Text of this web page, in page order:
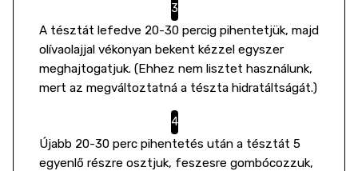
A tésztát lefedve 20-30 percig pihentetjük, majd
olívaolajjal vékonyan bekent kézzel egyszer
meghajtogatjuk. (Ehhez nem lisztet használunk,
mert az megváltoztatná a tészta hidratáltságát.)
Újabb 20-30 perc pihentetés után a tésztát 5
egyenlő részre osztjuk, feszesre gombócozzuk,